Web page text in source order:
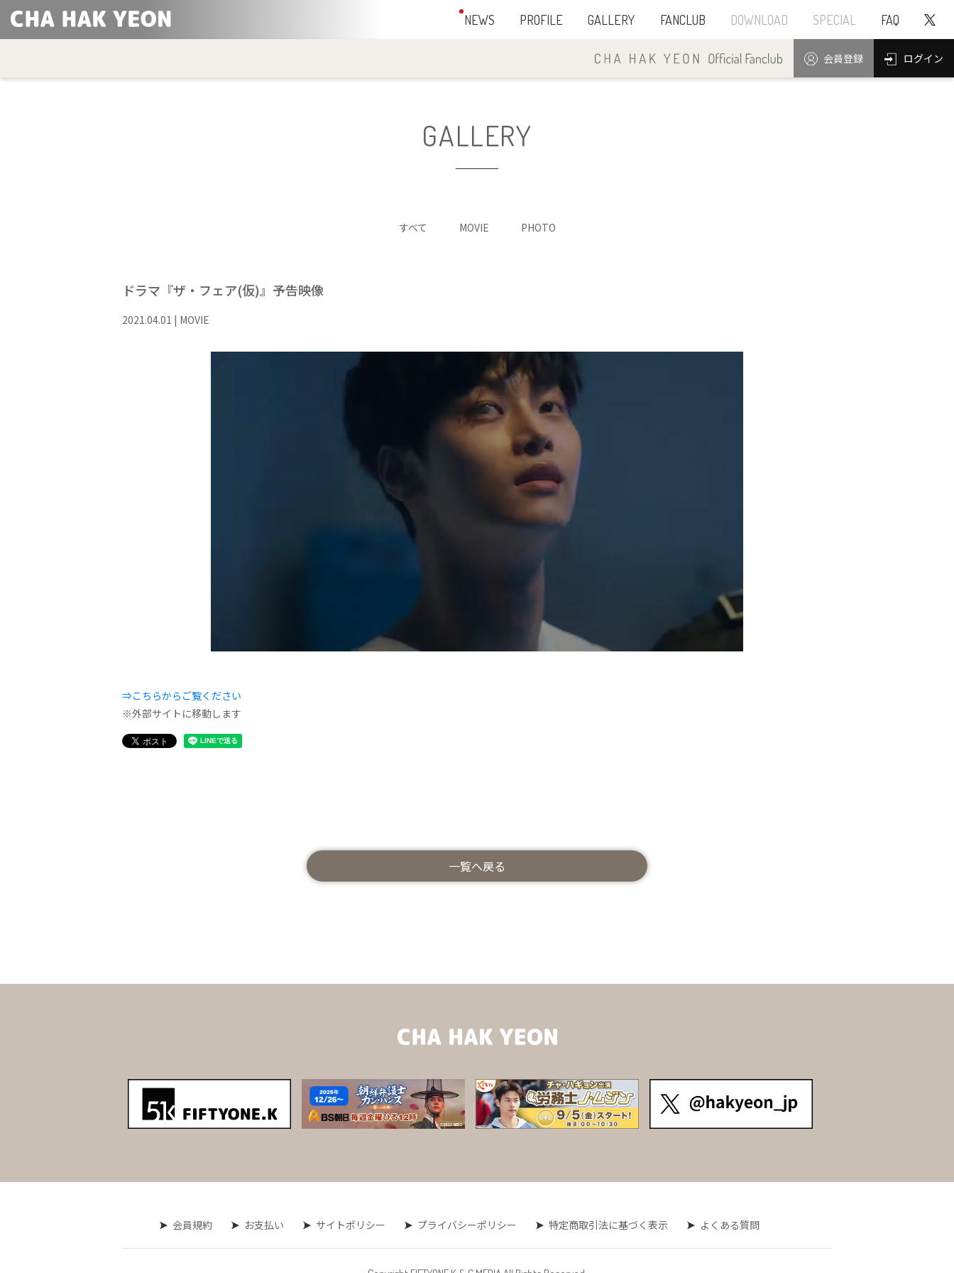
NEWS PROFILE GALLERY FANCLUB DOWNLOAD SPECIAL FAQ
会員登録 ログイン
GALLERY
すべて MOVIE PHOTO
ドラマ『ザ・フェア(仮)』予告映像
2021.04.01 | MOVIE
⇒こちらからご覧ください
※外部サイトに移動します
一覧へ戻る
会員規約 お支払い サイトポリシー プライバシーポリシー 特定商取引法に基づく表示 よくある質問